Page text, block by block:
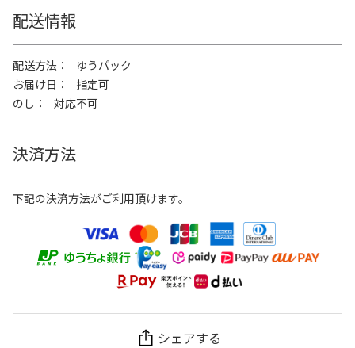
配送情報
配送方法
ゆうパック
お届け日
指定可
のし
対応不可
決済方法
下記の決済方法がご利用頂けます。
シェアする